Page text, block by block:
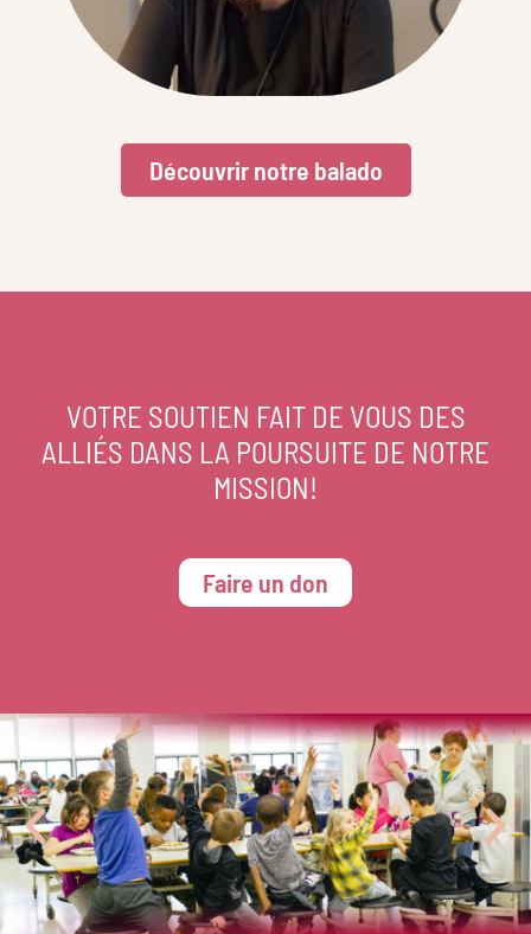
Découvrir notre balado
VOTRE SOUTIEN FAIT DE VOUS DES
ALLIÉS DANS LA POURSUITE DE NOTRE
MISSION!
Faire un don